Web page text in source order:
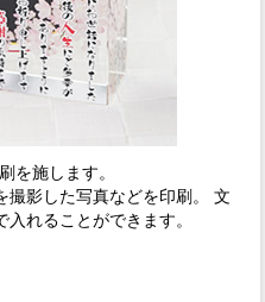
を施します。
撮影した写真などを印刷。 文
れることができます。